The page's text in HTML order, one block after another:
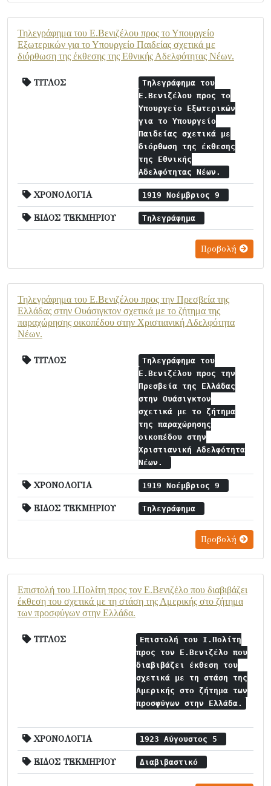
Τηλεγράφημα του Ε.Βενιζέλου προς το Υπουργείο
Εξωτερικών για το Υπουργείο Παιδείας σχετικά με
διόρθωση της έκθεσης της Εθνικής Αδελφότητας Νέων.
ΤΙΤΛΟΣ
Τηλεγράφημα του
Ε.Βενιζέλου προς το
Υπουργείο Εξωτερικών
για το Υπουργείο
Παιδείας σχετικά με
διόρθωση της έκθεσης
της Εθνικής
Αδελφότητας Νέων.
ΧΡΟΝΟΛΟΓΙΑ 1919 Νοέμβριος 9
ΕΙΔΟΣ ΤΕΚΜΗΡΙΟΥ Τηλεγράφημα
Προβολή
Τηλεγράφημα του Ε.Βενιζέλου προς την Πρεσβεία της
Ελλάδας στην Ουάσιγκτον σχετικά με το ζήτημα της
παραχώρησης οικοπέδου στην Χριστιανική Αδελφότητα
Νέων.
ΤΙΤΛΟΣ
Τηλεγράφημα του
Ε.Βενιζέλου προς την
Πρεσβεία της Ελλάδας
στην Ουάσιγκτον
σχετικά με το ζήτημα
της παραχώρησης
οικοπέδου στην
Χριστιανική Αδελφότητα
Νέων.
ΧΡΟΝΟΛΟΓΙΑ 1919 Νοέμβριος 9
ΕΙΔΟΣ ΤΕΚΜΗΡΙΟΥ Τηλεγράφημα
Προβολή
Επιστολή του Ι.Πολίτη προς τον Ε.Βενιζέλο που διαβιβάζει
έκθεση του σχετικά με τη στάση της Αμερικής στο ζήτημα
των προσφύγων στην Ελλάδα.
ΤΙΤΛΟΣ
Επιστολή του Ι.Πολίτη
προς τον Ε.Βενιζέλο που
διαβιβάζει έκθεση του
σχετικά με τη στάση της
Αμερικής στο ζήτημα των
προσφύγων στην Ελλάδα.
ΧΡΟΝΟΛΟΓΙΑ 1923 Αύγουστος 5
ΕΙΔΟΣ ΤΕΚΜΗΡΙΟΥ Διαβιβαστικό